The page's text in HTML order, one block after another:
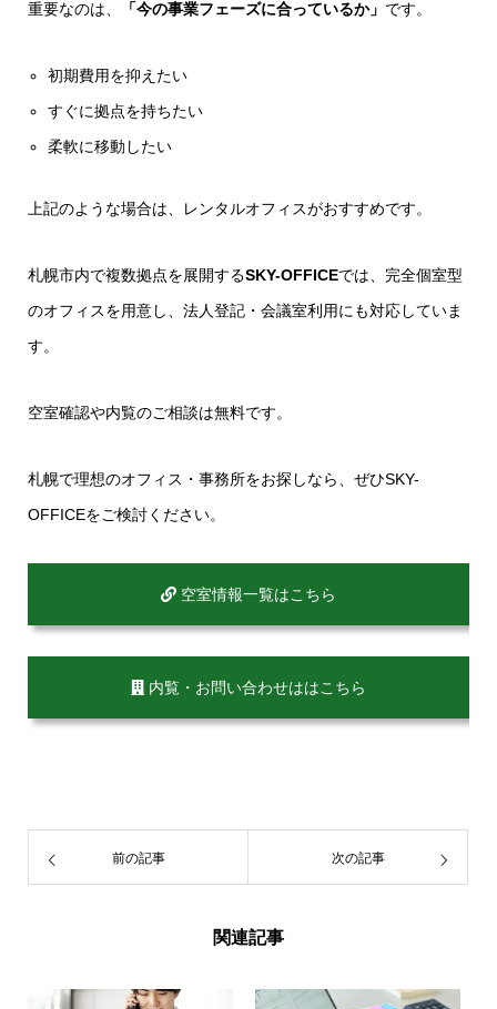
重要なのは、 「今の事業フェーズに合っているか」 です。
初期費用を抑えたい
すぐに拠点を持ちたい
柔軟に移動したい
上記のような場合は、レンタルオフィスがおすすめです。
札幌市内で複数拠点を展開するSKY-OFFICEでは、完全個室型
のオフィスを用意し、法人登記・会議室利用にも対応していま
す。
空室確認や内覧のご相談は無料です。
札幌で理想のオフィス・事務所をお探しなら、ぜひSKY-
OFFICEをご検討ください。
空室情報一覧はこちら
内覧・お問い合わせははこちら
前の記事 次の記事
関連記事